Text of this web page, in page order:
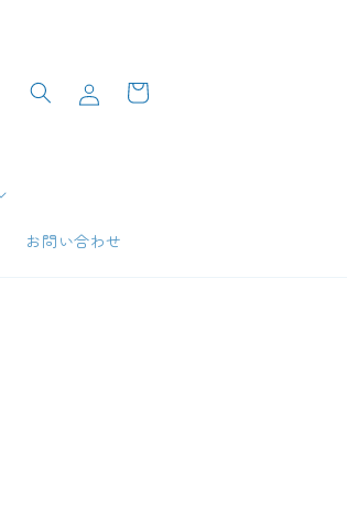
お問い合わせ
イ
ー